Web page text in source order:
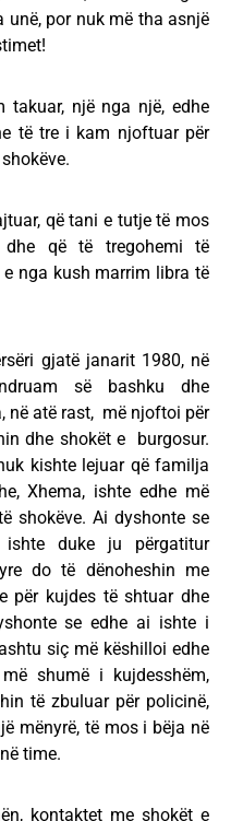
unë, por nuk më tha asnjë
një nga një, edhe
të tre i kam njoftuar për
që tani e tutje të mos
dhe që të tregohemi të
nga kush marrim libra të
gjatë janarit 1980, në
së bashku dhe
në atë rast, më njoftoi për
dhe shokët e burgosur.
kishte lejuar që familja
Xhema, ishte edhe më
shokëve. Ai dyshonte se
duke ju përgatitur
do të dënoheshin me
për kujdes të shtuar dhe
se edhe ai ishte i
siç më këshilloi edhe
shumë i kujdesshëm,
të zbuluar për policinë,
mënyrë, të mos i bëja në
time.
kontaktet me shokët e